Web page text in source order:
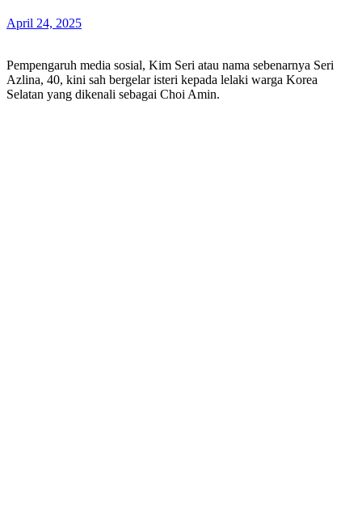
April 24, 2025
Pempengaruh media sosial, Kim Seri atau nama sebenarnya Seri
Azlina, 40, kini sah bergelar isteri kepada lelaki warga Korea
Selatan yang dikenali sebagai Choi Amin.